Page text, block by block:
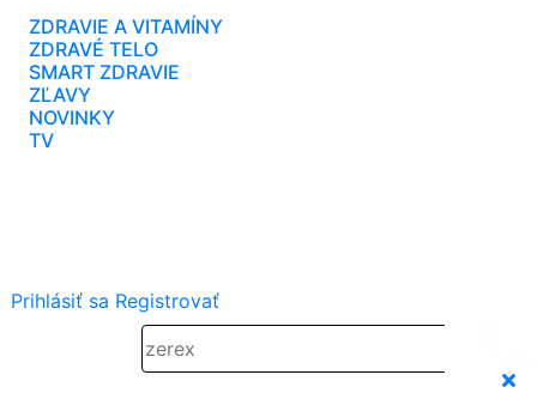
ZDRAVIE A VITAMÍNY
ZDRAVÉ TELO
SMART ZDRAVIE
ZĽAVY
NOVINKY
TV
Prihlásiť sa Registrovať